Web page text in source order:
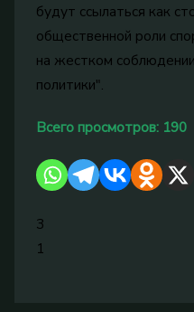
будут ссылаться как
общественной роли
на жестком
политики".
Всего просмотров: 190
3
1